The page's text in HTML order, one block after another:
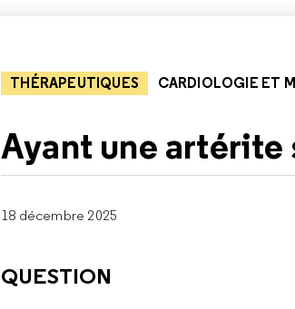
THÉRAPEUTIQUES CARDIOLOGIE ET
Ayant une artérite
18 décembre 2025
QUESTION